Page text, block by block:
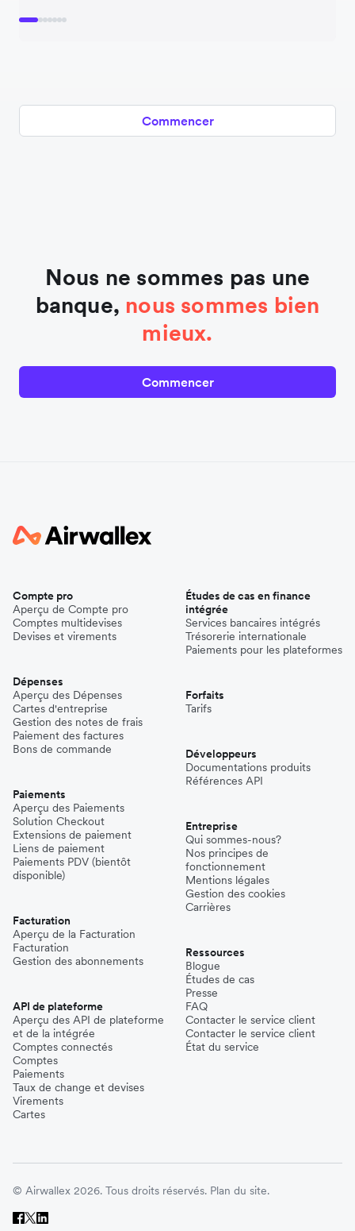
Commencer
Nous ne sommes pas une
banque, nous sommes bien
mieux.
Commencer
Compte pro
Aperçu de Compte pro
Comptes multidevises
Devises et virements
Dépenses
Aperçu des Dépenses
Cartes d'entreprise
Gestion des notes de frais
Paiement des factures
Bons de commande
Paiements
Aperçu des Paiements
Solution Checkout
Extensions de paiement
Liens de paiement
Paiements PDV (bientôt
disponible)
Facturation
Aperçu de la Facturation
Facturation
Gestion des abonnements
API de plateforme
Aperçu des API de plateforme
et de la intégrée
Comptes connectés
Comptes
Paiements
Taux de change et devises
Virements
Cartes
Études de cas en finance
intégrée
Services bancaires intégrés
Trésorerie internationale
Paiements pour les plateformes
Forfaits
Tarifs
Développeurs
Documentations produits
Références API
Entreprise
Qui sommes-nous?
Nos principes de
fonctionnement
Mentions légales
Gestion des cookies
Carrières
Ressources
Blogue
Études de cas
Presse
FAQ
Contacter le service client
Contacter le service client
État du service
© Airwallex 2026. Tous droits réservés. Plan du site.